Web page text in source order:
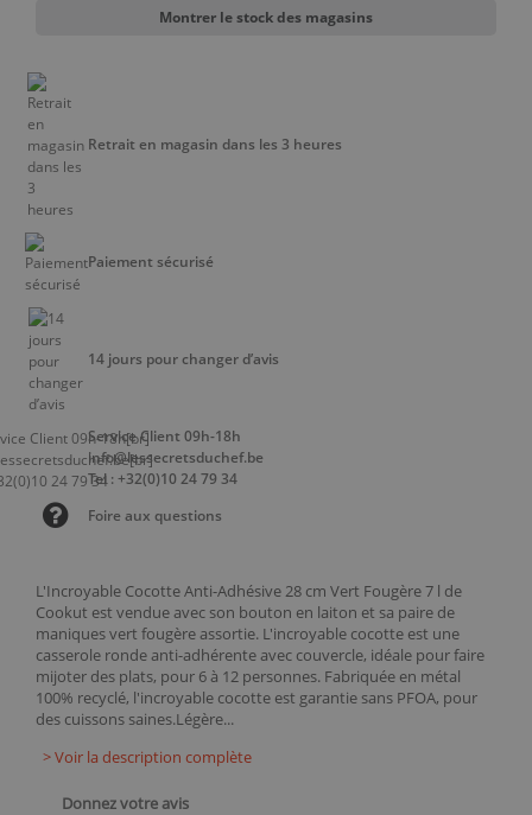
L'Incroyable Cocotte Anti-Adhésive 28 cm Vert Fougère 7 l de
Cookut est vendue avec son bouton en laiton et sa paire de
maniques vert fougère assortie. L'incroyable cocotte est une
casserole ronde anti-adhérente avec couvercle, idéale pour faire
mijoter des plats, pour 6 à 12 personnes. Fabriquée en métal
100% recyclé, l'incroyable cocotte est garantie sans PFOA, pour
des cuissons saines.Légère...
> Voir la description complète
Donnez votre avis
Montrer le stock des magasins
Retrait en magasin dans les 3 heures
Paiement sécurisé
14 jours pour changer d’avis
Service Client 09h-18h
info@lessecretsduchef.be
Tel : +32(0)10 24 79 34
Foire aux questions